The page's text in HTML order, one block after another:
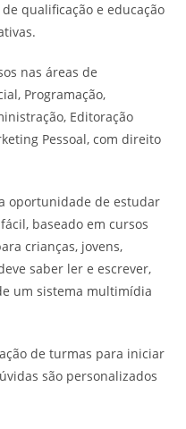
qualificação e educação
nas áreas de
Programação,
Editoração
Pessoal, com direito
oportunidade de estudar
baseado em cursos
crianças, jovens,
saber ler e escrever,
um sistema multimídia
de turmas para iniciar
são personalizados